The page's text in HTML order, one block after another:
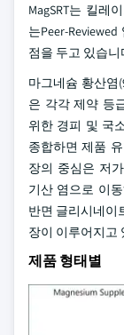
MagSRT는 킬레
는Peer-
점을 두고 있습니
마그네슘 황산염
은 각각 제약 등
위한 경피 및 국
종합하면 제품
장의 중심은 저
기산 염으로 이
반면 글리시네이
장이 이루어지고
제품 형태별